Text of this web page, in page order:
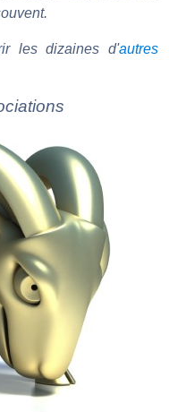
les dizaines d'autres